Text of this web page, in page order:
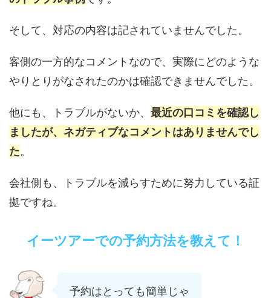
そして、対応の内容は記されていませんでした。
客側の一方的なコメントなので、実際にどのような
やりとりがなされたのかは確認できませんでした。
他にも、トラブルがないか、 最近の口コミを確認し
ましたが、ネガティブなコメントはありませんでし
た。
会社側も、トラブルを減らすために努力している証
拠ですね。
イーツアーでの予約方法を教えて！
予約はとっても簡単じゃ